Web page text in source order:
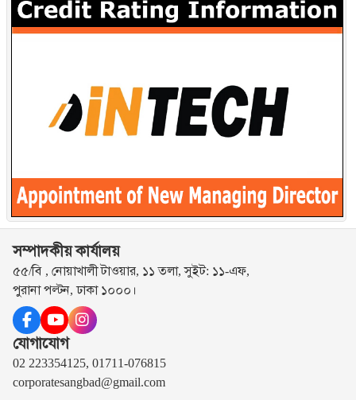
সম্পাদকীয় কার্যালয়
৫৫/বি , নোয়াখালী টাওয়ার, ১১ তলা, সুইট: ১১-এফ,
পুরানা পল্টন, ঢাকা ১০০০।
যোগাযোগ
02 223354125, 01711-076815
corporatesangbad@gmail.com